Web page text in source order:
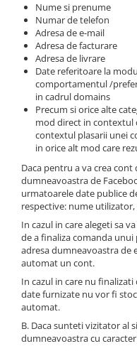
Nume si prenume
Numar de telefon
Adresa de e-mail
Adresa de facturare
Adresa de livrare
Date referitoare la
comportamentul /
in cadrul domains
Precum si orice alte
mod direct in contextul
contextul plasarii unei
in orice alt mod care
Daca pentru a va crea
dumneavoastra de
urmatoarele date publice
respective: nume utilizator,
In cazul in care alegeti sa
de a finaliza comanda
adresa dumneavoastra de
automat un cont.
In cazul in care nu
date furnizate nu vor fi
automat.
B. Daca sunteti vizitator al
dumneavoastra cu